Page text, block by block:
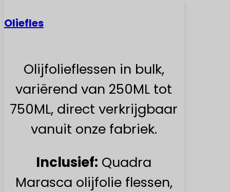
Oliefles
Olijfolieflessen in bulk,
variërend van 250ML tot
750ML, direct verkrijgbaar
vanuit onze fabriek.
Inclusief: Quadra
Marasca olijfolie flessen,